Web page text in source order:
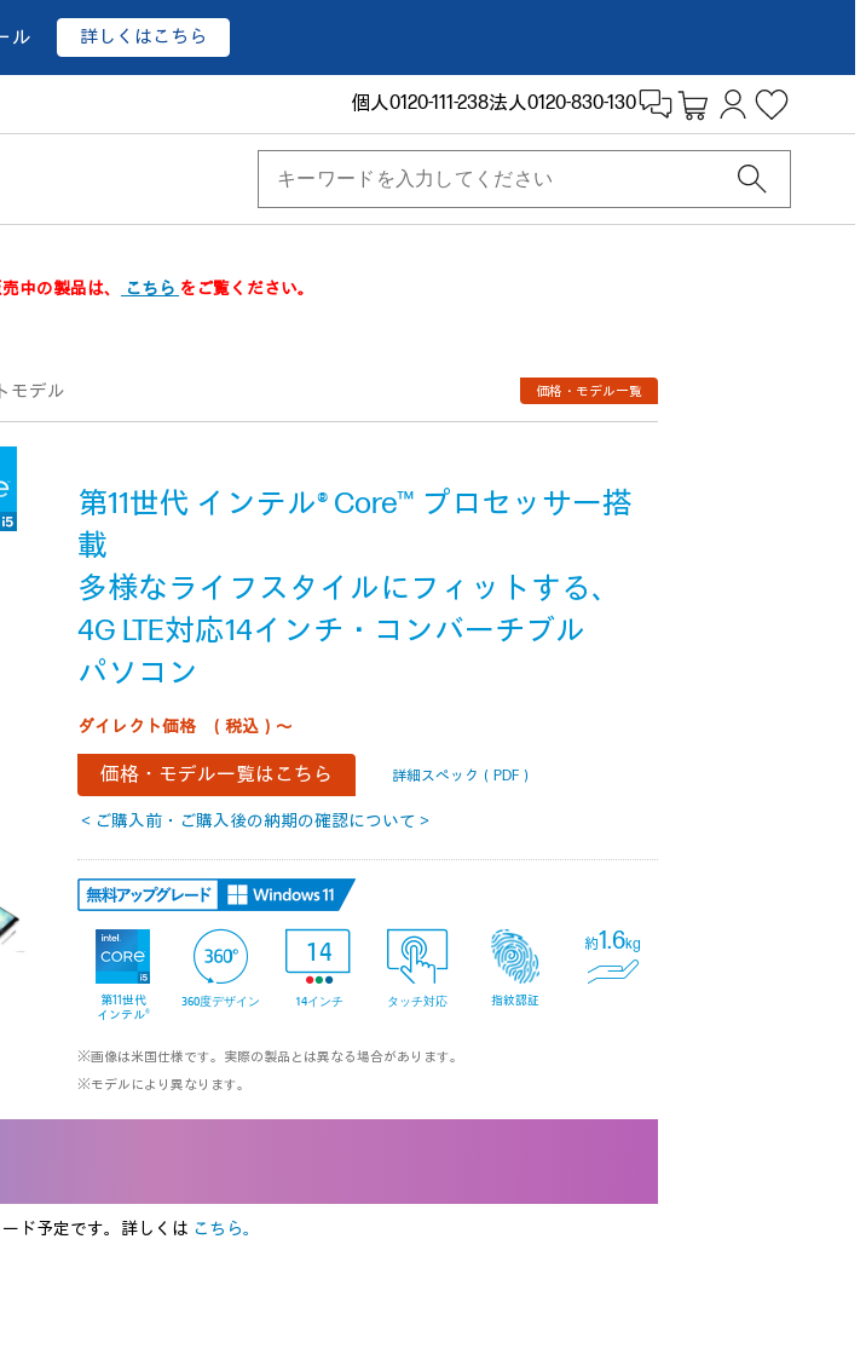
ル 詳しくはこちら
個人0120-111-238法人0120-830-130
中の製品は、 こちら をご覧ください。
モデル 価格・モデル一覧
第11世代 インテル® Core™ プロセッサー搭
載
多様なライフスタイルにフィットする、
4G LTE対応14インチ・コンバーチブル
パソコン
ダイレクト価格 （税込）～
価格・モデル一覧はこちら 詳細スペック（PDF）
＜ご購入前・ご購入後の納期の確認について＞
第11世代
インテル®
360度デザイン
14
14インチ タッチ対応 指紋認証
約1.6kg
※画像は米国仕様です。実際の製品とは異なる場合があります。
※モデルにより異なります。
ド予定です。詳しくは こちら。